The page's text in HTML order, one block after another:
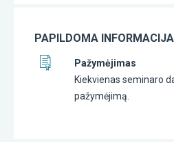
PAPILDOMA INFORMACIJA
Pažymėjimas
Kiekvienas seminaro
pažymėjimą.